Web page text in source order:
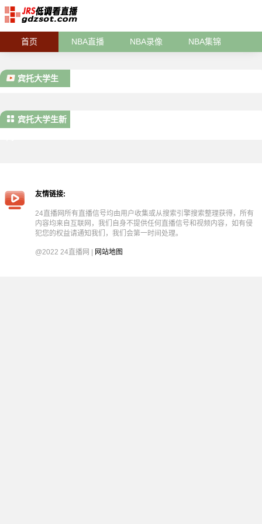
首页 NBA直播 NBA录像 NBA集锦
宾托大学生
宾托大学生新
友情链接:
24直播网所有直播信号均由用户收集或从搜索引擎搜索整理获得，所有
内容均来自互联网，我们自身不提供任何直播信号和视频内容，如有侵
犯您的权益请通知我们，我们会第一时间处理。
@2022 24直播网 | 网站地图